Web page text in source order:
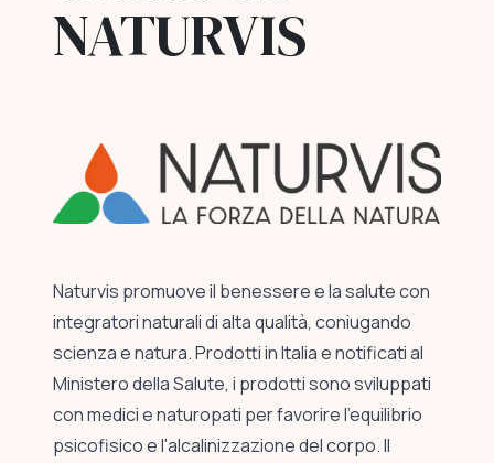
NATURVIS
Naturvis promuove il benessere e la salute con
integratori naturali di alta qualità, coniugando
scienza e natura. Prodotti in Italia e notificati al
Ministero della Salute, i prodotti sono sviluppati
con medici e naturopati per favorire l'equilibrio
psicofisico e l'alcalinizzazione del corpo. Il